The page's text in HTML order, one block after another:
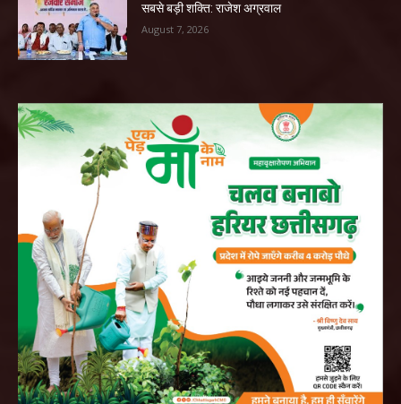
सबसे बड़ी शक्ति: राजेश अग्रवाल
August 7, 2026